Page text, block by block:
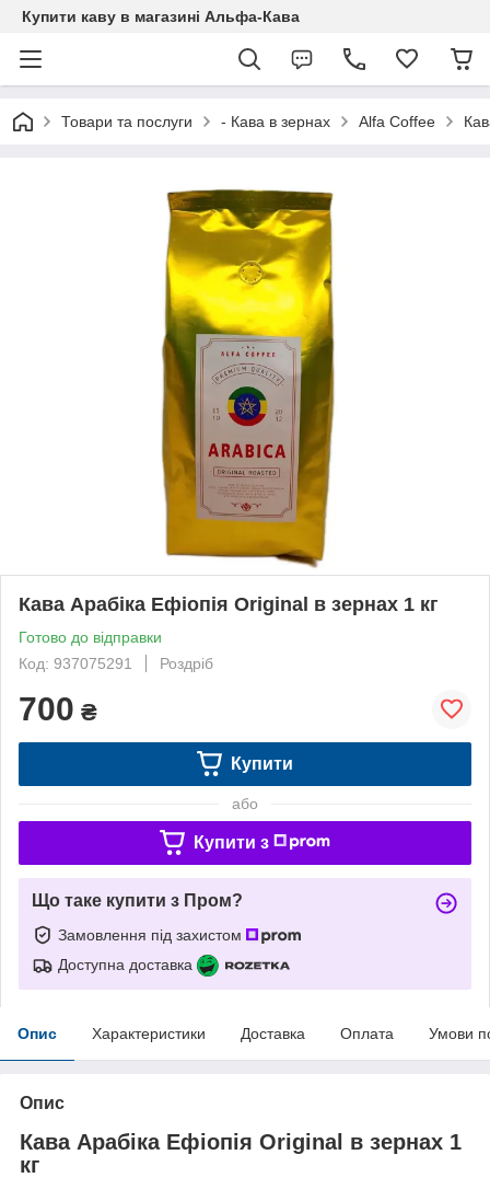
Купити каву в магазині Альфа-Кава
Товари та послуги - Кава в зернах Alfa Coffee
Кава Арабіка Ефіопія Original в зернах 1 кг
Готово до відправки
Код: 937075291
Роздріб
700 ₴
Купити
або
Купити з
Що таке купити з Пром?
Замовлення під захистом
Доступна доставка
Опис Характеристики Доставка Оплата Умови
Опис
Кава Арабіка Ефіопія Original в зернах 1
кг